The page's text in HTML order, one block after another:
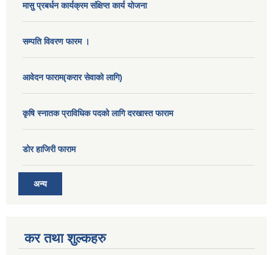
मासु प्रबर्धन कार्यक्रम संक्षिप्त कार्य योजना
सम्पति विवरण फारम ।
आवेदन फाराम(करार सेवाको लागि)
कृषि स्नातक प्राविधिक पदको लागि दरखास्त फाराम
डोर हाजिरी फाराम
अन्य
कर तथा शुल्कहरु